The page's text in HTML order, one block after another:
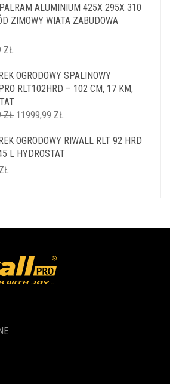
ALUMINIUM 425X 295X 310
ZIMOWY WIATA ZABUDOWA
ZŁ
OGRODOWY SPALINOWY
RLT102HRD – 102 CM, 17 KM,
ZŁ PIERWOTNA
WYNOSIŁA:
14999,99 ZŁ.
11999,99 ZŁ
WYNOSI:
11999,99 ZŁ.
OGRODOWY RIWALL RLT 92 HRD
L HYDROSTAT
ZŁ